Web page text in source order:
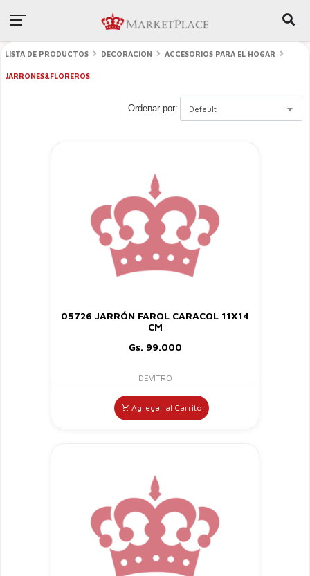
LISTA DE PRODUCTOS DECORACION ACCESORIOS PARA EL HOGAR
JARRONES&FLOREROS
Ordenar por: Default
05726 JARRÓN FAROL CARACOL 11X14
CM
Gs. 99.000
DEVITRO
Agregar al Carrito